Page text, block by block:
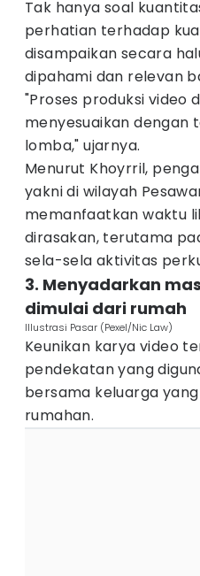
Tak hanya soal
perhatian terhadap
disampaikan secara
dipahami dan relevan
"Proses produksi video
menyesuaikan dengan
lomba," ujarnya.
Menurut Khoyrril,
yakni di wilayah
memanfaatkan waktu
dirasakan, terutama
sela-sela aktivitas
3. Menyadarkan
dimulai dari rumah
Illustrasi Pasar (Pexel/Nic Law)
Keunikan karya video
pendekatan yang
bersama keluarga
rumahan.